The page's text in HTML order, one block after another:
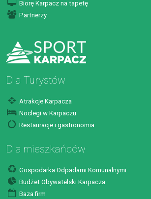
Biorę Karpacz na tapetę
Partnerzy
Dla Turystów
Atrakcje Karpacza
Noclegi w Karpaczu
Restauracje i gastronomia
Dla mieszkańców
Gospodarka Odpadami Komunalnymi
Budżet Obywatelski Karpacza
Baza firm